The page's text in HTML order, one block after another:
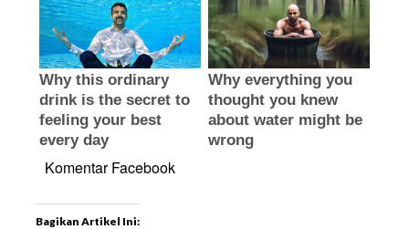
Komentar Facebook
Bagikan Artikel Ini: